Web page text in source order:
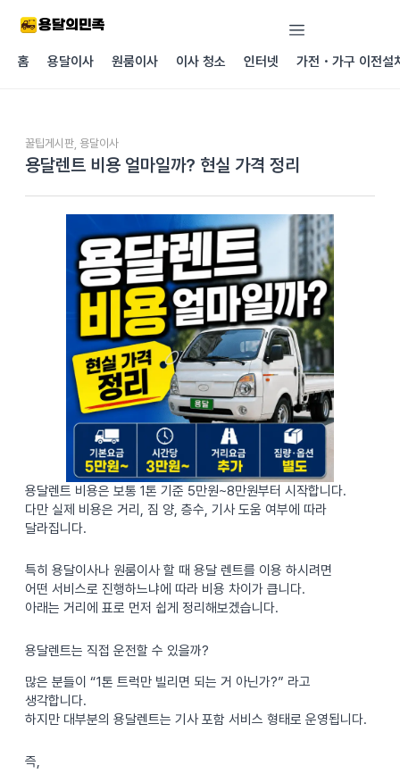
건너뛰기
홈
용달이사 원룸이사 이사 청소 인터넷 가전・가구 이전설
꿀팁게시판, 용달이사
용달렌트 비용 얼마일까? 현실 가격 정리
용달렌트 비용은 보통 1톤 기준 5만원~8만원부터 시작합니다.
다만 실제 비용은 거리, 짐 양, 층수, 기사 도움 여부에 따라
달라집니다.
특히 용달이사나 원룸이사 할 때 용달 렌트를 이용 하시려면
어떤 서비스로 진행하느냐에 따라 비용 차이가 큽니다.
아래는 거리에 표로 먼저 쉽게 정리해보겠습니다.
용달렌트는 직접 운전할 수 있을까?
많은 분들이 “1톤 트럭만 빌리면 되는 거 아닌가?” 라고
생각합니다.
하지만 대부분의 용달렌트는 기사 포함 서비스 형태로 운영됩니다.
즉,